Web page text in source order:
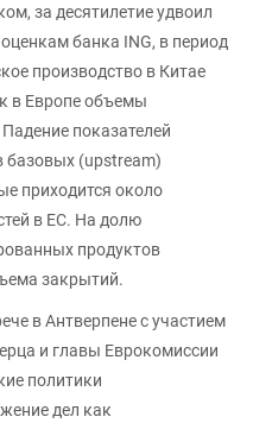
за десятилетие удвоил
банка ING, в период
производство в Китае
в Европе объемы
показателей
базовых (upstream)
приходится около
в ЕС. На долю
продуктов
закрытий.
в Антверпене с участием
и главы Еврокомиссии
политики
дел как